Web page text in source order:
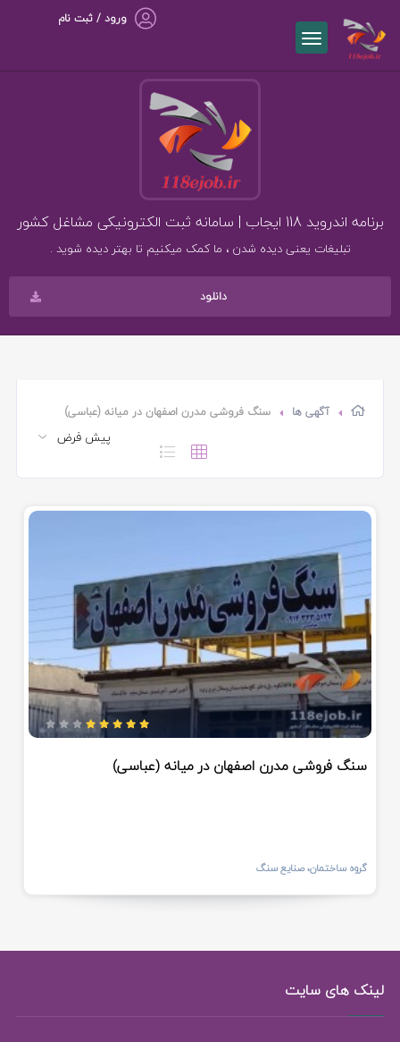
ورود / ثبت نام
برنامه اندروید 118 ایجاب | سامانه ثبت الکترونیکی مشاغل کشور
تبلیغات یعنی دیده شدن ، ما کمک میکنیم تا بهتر دیده شوید .
دانلود
آگهی ها سنگ فروشی مدرن اصفهان در میانه (عباسی)
سنگ فروشی مدرن اصفهان در میانه (عباسی)
گروه ساختمان، صنایع سنگ
لینک های سایت